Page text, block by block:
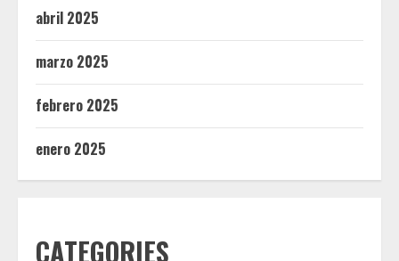
abril 2025
marzo 2025
febrero 2025
enero 2025
CATEGORIES